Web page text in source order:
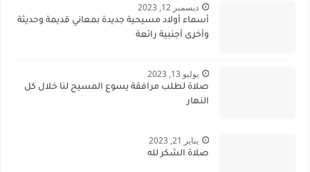
ديسمبر 12, 2023
أسماء أولاد مسيحية جديدة بمعاني قديمة وحديثة
وأخرى أجنبية رائعة
يوليو 13, 2023
صلاة لطلب مرافقة يسوع المسيح لنا خلال كل
النهار
يناير 21, 2023
صلاة الشكر لله